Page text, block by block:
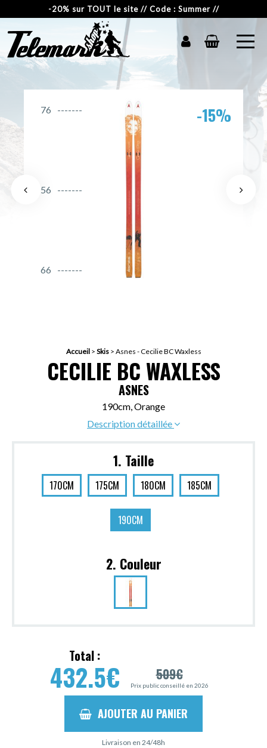
-20% sur TOUT le site // Code : Summer //
76
56
66
-15%
Accueil> Skis> Asnes - Cecilie BC Waxless
CECILIE BC WAXLESS
ASNES
190cm, Orange
Description détaillée
1. Taille
170CM 175CM 180CM 185CM
190CM
2. Couleur
Total :
432.5€ 509€
Prix public conseillé en 2026
AJOUTER AU PANIER
Livraison en 24/48h